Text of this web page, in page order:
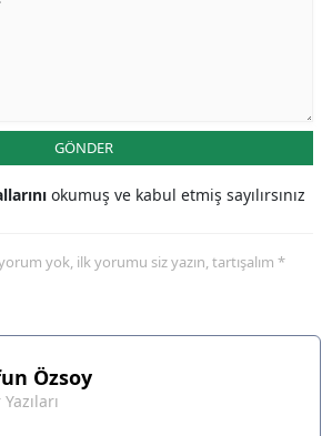
GÖNDER
okumuş ve kabul etmiş sayılırsınız
yok, ilk yorumu siz yazın, tartışalım *
Özsoy